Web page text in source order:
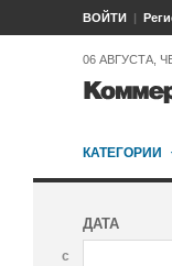
ВОЙТИ
06 АВГУСТА,
КАТЕГОРИИ
ДАТА
с